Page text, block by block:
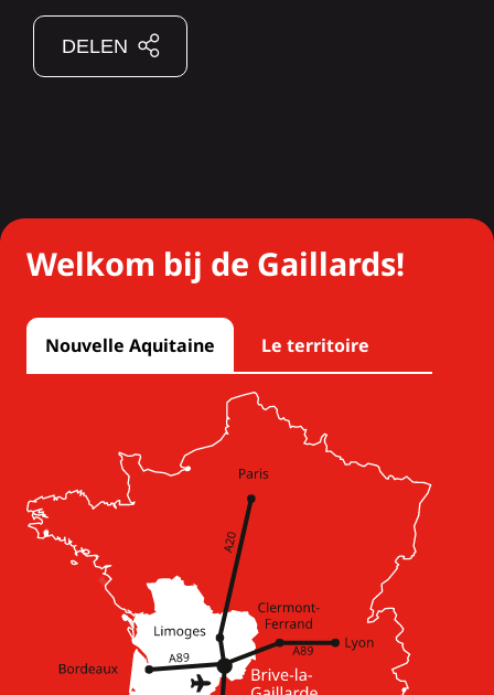
DELEN
Welkom bij de Gaillards!
Nouvelle Aquitaine Le territoire